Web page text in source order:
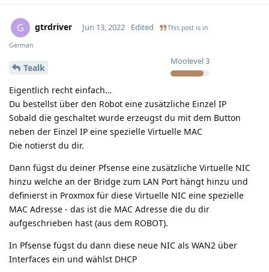
G gtrdriver
Moolevel3
Jun 13, 2022 Edited This post is in
German
Tealk
Eigentlich recht einfach…
Du bestellst über den Robot eine zusätzliche Einzel IP
Sobald die geschaltet wurde erzeugst du mit dem Button
neben der Einzel IP eine spezielle Virtuelle MAC
Die notierst du dir.
Dann fügst du deiner Pfsense eine zusätzliche Virtuelle NIC
hinzu welche an der Bridge zum LAN Port hängt hinzu und
definierst in Proxmox für diese Virtuelle NIC eine spezielle
MAC Adresse - das ist die MAC Adresse die du dir
aufgeschrieben hast (aus dem ROBOT).
In Pfsense fügst du dann diese neue NIC als WAN2 über
Interfaces ein und wählst DHCP